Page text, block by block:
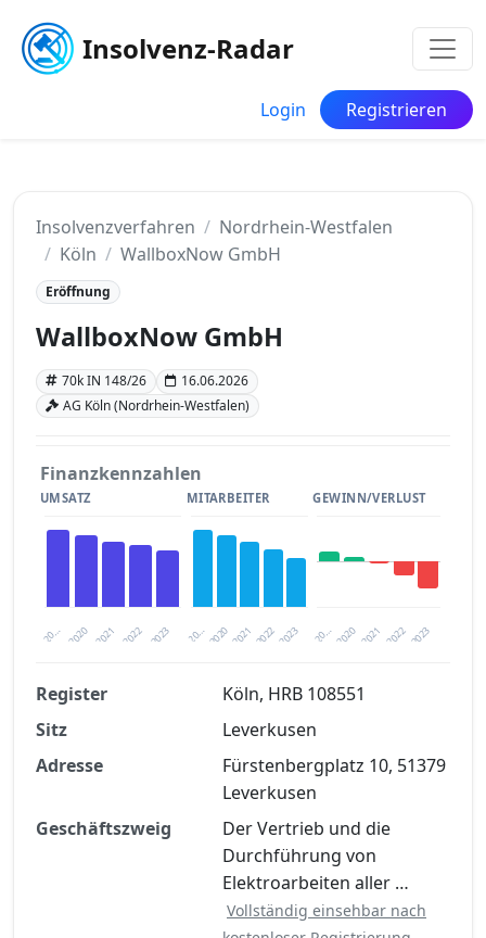
Insolvenz-Radar
Login Registrieren
Insolvenzverfahren
Nordrhein-Westfalen
Köln
WallboxNow GmbH
Eröffnung
WallboxNow GmbH
70k IN 148/26
16.06.2026
AG Köln (Nordrhein-Westfalen)
Finanzkennzahlen
UMSATZ
20… 2021 2023
2020 2022
MITARBEITER
20… 2021 2023
2020 2022
GEWINN/VERLUST
20… 2021 2023
2020 2022
Finanzkennzahlen nach kostenloser
Registrierung verfügbar
Jetzt kostenlos registrieren
Register
Köln, HRB 108551
Sitz
Leverkusen
Adresse
Fürstenbergplatz 10, 51379
Leverkusen
Geschäftszweig
Der Vertrieb und die
Durchführung von
Elektroarbeiten aller …
Vollständig einsehbar nach